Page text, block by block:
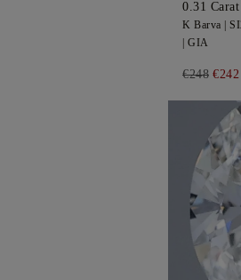
0.31
K Barva |
GIA
€248 €242